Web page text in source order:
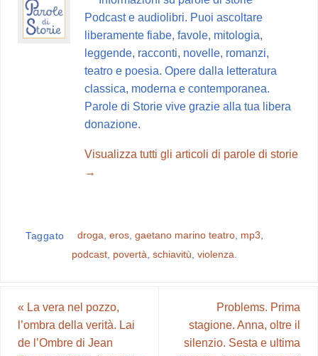
o
o
r
A
v
Podcast e audiolibri. Puoi ascoltare
liberamente fiabe, favole, mitologia,
leggende, racconti, novelle, romanzi,
teatro e poesia. Opere dalla letteratura
classica, moderna e contemporanea.
Parole di Storie vive grazie alla tua libera
donazione.
Visualizza tutti gli articoli di parole di storie
→
Taggato droga, eros, gaetano marino teatro, mp3,
podcast, povertà, schiavitù, violenza.
« La vera nel pozzo,
l’ombra della verità. Lai
de l’Ombre di Jean
Problems. Prima
stagione. Anna, oltre il
silenzio. Sesta e ultima